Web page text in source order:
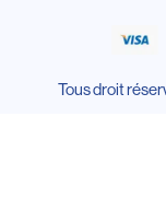
Tous droit